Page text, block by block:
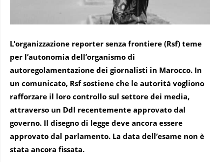
L’organizzazione reporter senza frontiere (Rsf) teme
per l’autonomia dell’organismo di
autoregolamentazione dei giornalisti in Marocco. In
un comunicato, Rsf sostiene che le autorità vogliono
rafforzare il loro controllo sul settore dei media,
attraverso un Ddl recentemente approvato dal
governo. Il disegno di legge deve ancora essere
approvato dal parlamento. La data dell’esame non è
stata ancora fissata.